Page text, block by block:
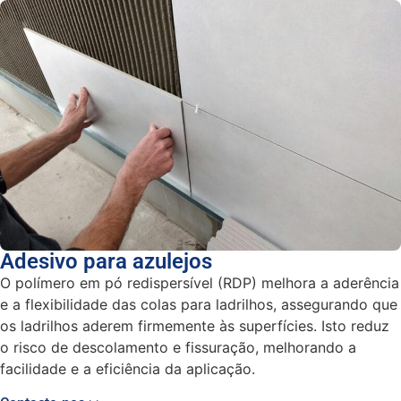
Adesivo para azulejos
O polímero em pó redispersível (RDP) melhora a aderência
e a flexibilidade das colas para ladrilhos, assegurando que
os ladrilhos aderem firmemente às superfícies. Isto reduz
o risco de descolamento e fissuração, melhorando a
facilidade e a eficiência da aplicação.